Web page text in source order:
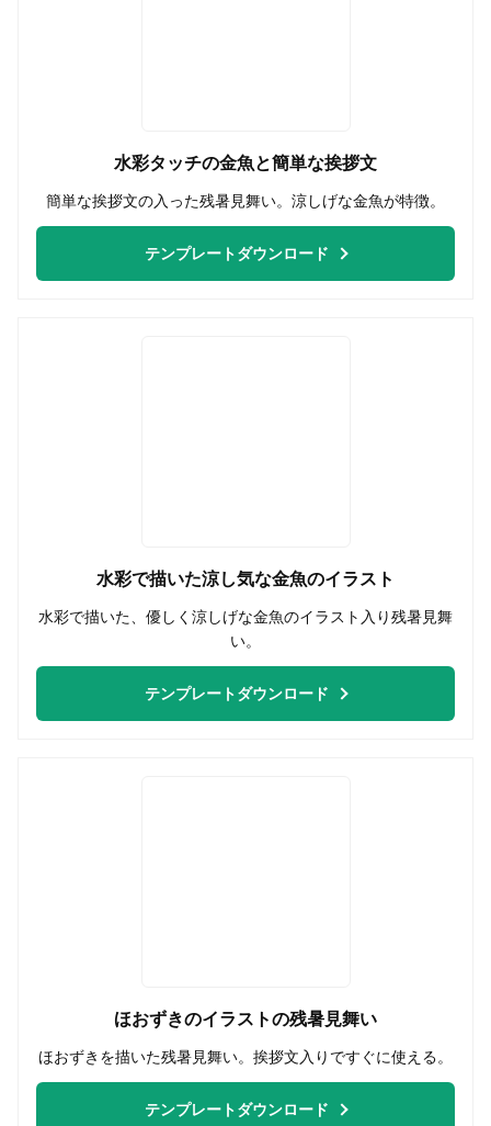
水彩タッチの金魚と簡単な挨拶文
簡単な挨拶文の入った残暑見舞い。涼しげな金魚が特徴。
テンプレートダウンロード
水彩で描いた涼し気な金魚のイラスト
水彩で描いた、優しく涼しげな金魚のイラスト入り残暑見舞
い。
テンプレートダウンロード
ほおずきのイラストの残暑見舞い
ほおずきを描いた残暑見舞い。挨拶文入りですぐに使える。
テンプレートダウンロード